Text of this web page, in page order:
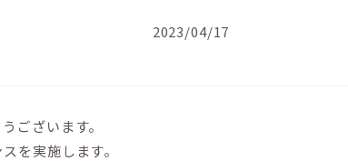
2023/04/17
ございます。
を実施します。